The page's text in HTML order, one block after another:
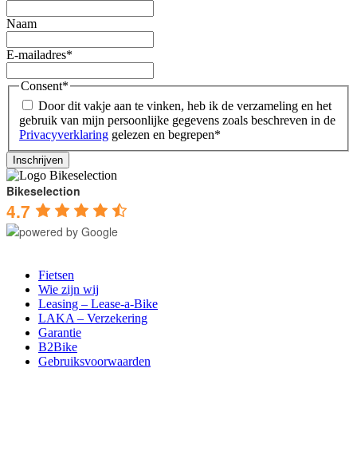
Naam
E-mailadres*
Consent*
Door dit vakje aan te vinken, heb ik de verzameling en het
gebruik van mijn persoonlijke gegevens zoals beschreven in de
Privacyverklaring gelezen en begrepen*
Bikeselection
4.7
Fietsen
Wie zijn wij
Leasing – Lease-a-Bike
LAKA – Verzekering
Garantie
B2Bike
Gebruiksvoorwaarden